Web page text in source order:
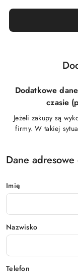
Dodatkowe
czasie
Jeżeli zakupy są
firmy. W takiej
Dane adresowe
Imię
Nazwisko
Telefon